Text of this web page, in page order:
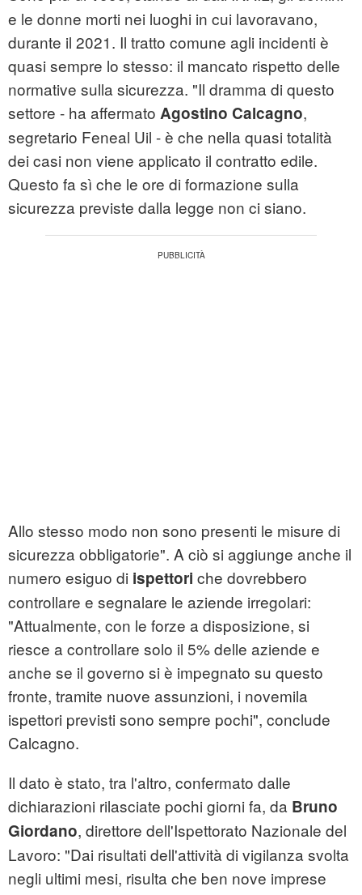
e le donne morti nei luoghi in cui lavoravano,
durante il 2021. Il tratto comune agli incidenti è
quasi sempre lo stesso: il mancato rispetto delle
normative sulla sicurezza. "Il dramma di questo
settore - ha affermato Agostino Calcagno,
segretario Feneal Uil - è che nella quasi totalità
dei casi non viene applicato il contratto edile.
Questo fa sì che le ore di formazione sulla
sicurezza previste dalla legge non ci siano.
Allo stesso modo non sono presenti le misure di
sicurezza obbligatorie". A ciò si aggiunge anche il
numero esiguo di ispettori che dovrebbero
controllare e segnalare le aziende irregolari:
"Attualmente, con le forze a disposizione, si
riesce a controllare solo il 5% delle aziende e
anche se il governo si è impegnato su questo
fronte, tramite nuove assunzioni, i novemila
ispettori previsti sono sempre pochi", conclude
Calcagno.
Il dato è stato, tra l'altro, confermato dalle
dichiarazioni rilasciate pochi giorni fa, da Bruno
Giordano, direttore dell'Ispettorato Nazionale del
Lavoro: "Dai risultati dell'attività di vigilanza svolta
negli ultimi mesi, risulta che ben nove imprese